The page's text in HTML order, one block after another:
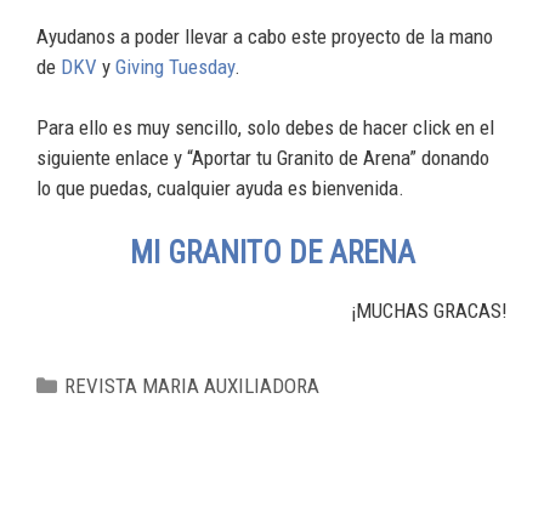
Ayudanos a poder llevar a cabo este proyecto de la mano
de DKV y Giving Tuesday.
Para ello es muy sencillo, solo debes de hacer click en el
siguiente enlace y “Aportar tu Granito de Arena” donando
lo que puedas, cualquier ayuda es bienvenida.
MI GRANITO DE ARENA
¡MUCHAS GRACAS!
REVISTA MARIA AUXILIADORA